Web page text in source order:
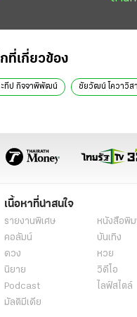
ที่เกี่ยวข้อง
ทีป กิจจาพิพัฒน์ ชัยวัฒน์ โควาวิส
เนื้อหาที่น่าสนใจ
รายงานพิเศษ
หนังสือพิ
คอลัมน์
บันเทิง
ดวง
หวย
นิยาย
วิดีโอ
Podcast
ไลฟ์สไตล์
มัลติมีเดีย